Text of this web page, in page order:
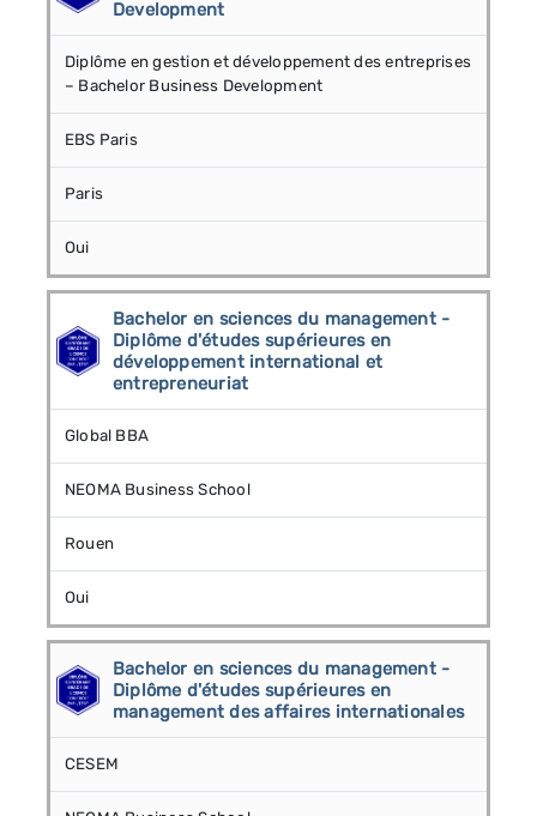
Development
Diplôme en gestion et développement des entreprises
– Bachelor Business Development
EBS Paris
Paris
Oui
Bachelor en sciences du management -
Diplôme d'études supérieures en
développement international et
entrepreneuriat
Global BBA
NEOMA Business School
Rouen
Oui
Bachelor en sciences du management -
Diplôme d'études supérieures en
management des affaires internationales
CESEM